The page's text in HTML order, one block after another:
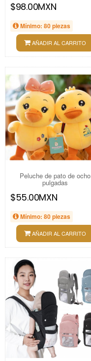
$98.00MXN
Mínimo: 80 piezas
AÑADIR AL CARRITO
Peluche de pato de ocho
pulgadas
$55.00MXN
Mínimo: 80 piezas
AÑADIR AL CARRITO